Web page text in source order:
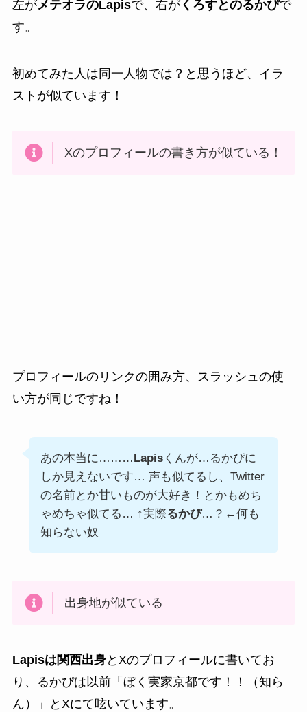
左がメテオラのLapisで、右がくろすとのるかぴで
す。
初めてみた人は同一人物では？と思うほど、イラ
ストが似ています！
Xのプロフィールの書き方が似ている！
プロフィールのリンクの囲み方、スラッシュの使
い方が同じですね！
あの本当に………Lapisくんが…るかぴに
しか見えないです… 声も似てるし、Twitter
の名前とか甘いものが大好き！とかもめち
ゃめちゃ似てる… ↑実際るかぴ…？←何も
知らない奴
出身地が似ている
Lapisは関西出身とXのプロフィールに書いてお
り、るかぴは以前「ぼく実家京都です！！（知ら
ん）」とXにて呟いています。